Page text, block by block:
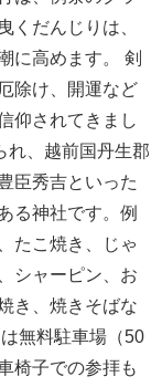
くだんじりは、
に高めます。 剣
除け、開運など
仰されてきまし
れ、越前国丹生郡
臣秀吉といった
る神社です。例
たこ焼き、じゃ
シャーピン、お
き、焼きそばな
無料駐車場（50
椅子での参拝も